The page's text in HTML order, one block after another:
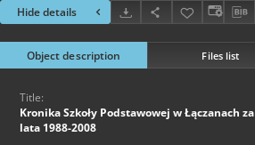
Hide details
Object description Files list
Title:
Kronika Szkoły Podstawowej w Łączanach za
lata 1988-2008